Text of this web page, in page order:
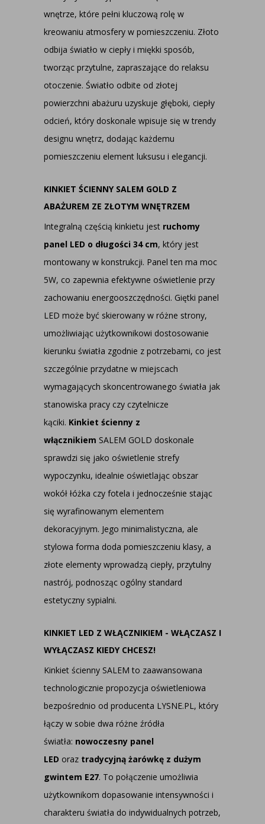
wnętrze, które pełni kluczową rolę w
kreowaniu atmosfery w pomieszczeniu. Złoto
odbija światło w ciepły i miękki sposób,
tworząc przytulne, zapraszające do relaksu
otoczenie. Światło odbite od złotej
powierzchni abażuru uzyskuje głęboki, ciepły
odcień, który doskonale wpisuje się w trendy
designu wnętrz, dodając każdemu
pomieszczeniu element luksusu i elegancji.
KINKIET ŚCIENNY SALEM GOLD Z
ABAŻUREM ZE ZŁOTYM WNĘTRZEM
Integralną częścią kinkietu jest ruchomy
panel LED o długości 34 cm, który jest
montowany w konstrukcji. Panel ten ma moc
5W, co zapewnia efektywne oświetlenie przy
zachowaniu energooszczędności. Giętki panel
LED może być skierowany w różne strony,
umożliwiając użytkownikowi dostosowanie
kierunku światła zgodnie z potrzebami, co jest
szczególnie przydatne w miejscach
wymagających skoncentrowanego światła jak
stanowiska pracy czy czytelnicze
kąciki. Kinkiet ścienny z
włącznikiem SALEM GOLD doskonale
sprawdzi się jako oświetlenie strefy
wypoczynku, idealnie oświetlając obszar
wokół łóżka czy fotela i jednocześnie stając
się wyrafinowanym elementem
dekoracyjnym. Jego minimalistyczna, ale
stylowa forma doda pomieszczeniu klasy, a
złote elementy wprowadzą ciepły, przytulny
nastrój, podnosząc ogólny standard
estetyczny sypialni.
KINKIET LED Z WŁĄCZNIKIEM - WŁĄCZASZ I
WYŁĄCZASZ KIEDY CHCESZ!
Kinkiet ścienny SALEM to zaawansowana
technologicznie propozycja oświetleniowa
bezpośrednio od producenta LYSNE.PL, który
łączy w sobie dwa różne źródła
światła: nowoczesny panel
LED oraz tradycyjną żarówkę z dużym
gwintem E27. To połączenie umożliwia
użytkownikom dopasowanie intensywności i
charakteru światła do indywidualnych potrzeb,